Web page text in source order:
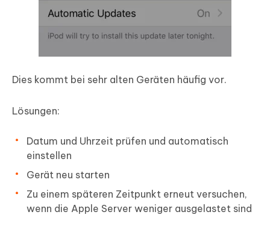
Dies kommt bei sehr alten Geräten häufig vor.
Lösungen:
Datum und Uhrzeit prüfen und automatisch
einstellen
Gerät neu starten
Zu einem späteren Zeitpunkt erneut versuchen,
wenn die Apple Server weniger ausgelastet sind